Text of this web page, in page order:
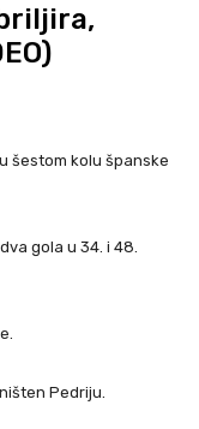
šestom kolu španske
gola u 34. i 48.
Pedriju.